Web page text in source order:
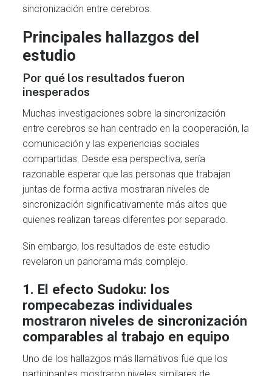
sincronización entre cerebros.
Principales hallazgos del
estudio
Por qué los resultados fueron
inesperados
Muchas investigaciones sobre la sincronización
entre cerebros se han centrado en la cooperación, la
comunicación y las experiencias sociales
compartidas. Desde esa perspectiva, sería
razonable esperar que las personas que trabajan
juntas de forma activa mostraran niveles de
sincronización significativamente más altos que
quienes realizan tareas diferentes por separado.
Sin embargo, los resultados de este estudio
revelaron un panorama más complejo.
1. El efecto Sudoku: los
rompecabezas individuales
mostraron niveles de sincronización
comparables al trabajo en equipo
Uno de los hallazgos más llamativos fue que los